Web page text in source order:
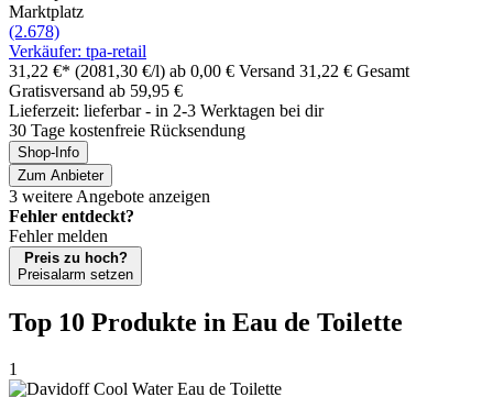
Marktplatz
(2.678)
Verkäufer: tpa-retail
31,22 €* (2081,30 €/l) ab 0,00 € Versand 31,22 € Gesamt
Gratisversand ab 59,95 €
Lieferzeit: lieferbar - in 2-3 Werktagen bei dir
30 Tage kostenfreie Rücksendung
Shop-Info
Zum Anbieter
3 weitere Angebote anzeigen
Fehler entdeckt?
Fehler melden
Preis zu hoch?
Preisalarm setzen
Top 10 Produkte in Eau de Toilette
1